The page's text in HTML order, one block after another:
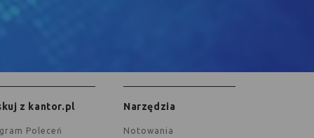
z kantor.pl
Poleceń
Narzędzia
Notowania